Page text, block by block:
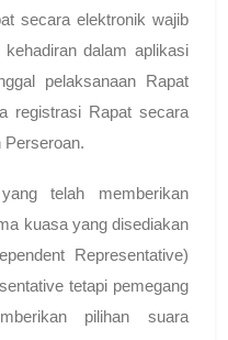
secara elektronik wajib
dalam aplikasi
pelaksanaan Rapat
registrasi Rapat secara
Perseroan.
telah memberikan
kuasa yang disediakan
Representative)
tetapi pemegang
pilihan suara